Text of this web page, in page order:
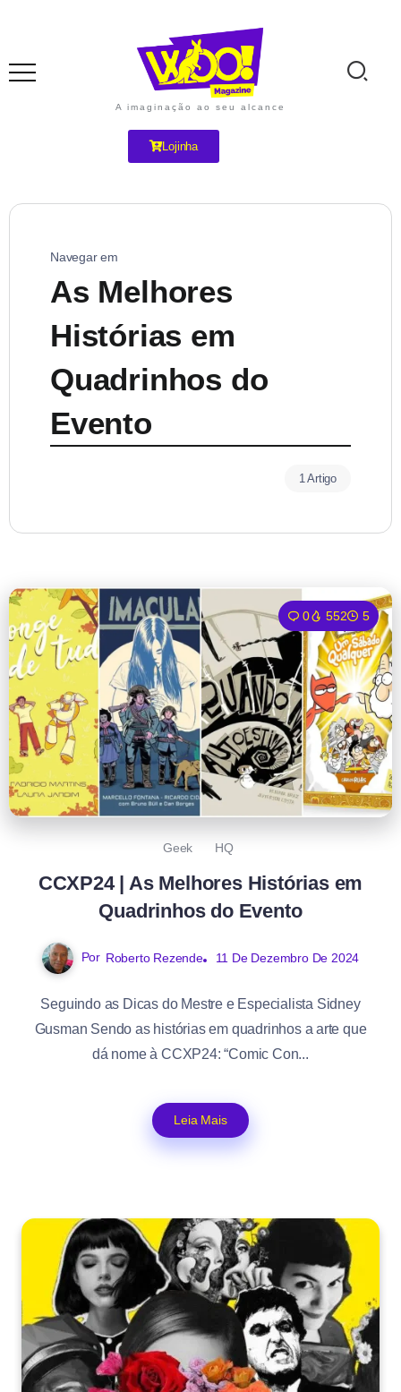
A imaginação ao seu alcance
Lojinha
Navegar em
As Melhores
Histórias em
Quadrinhos do
Evento
1 Artigo
0 552 5
Geek HQ
CCXP24 | As Melhores Histórias em
Quadrinhos do Evento
Por Roberto Rezende 11 De Dezembro De 2024
Seguindo as Dicas do Mestre e Especialista Sidney
Gusman Sendo as histórias em quadrinhos a arte que
dá nome à CCXP24: “Comic Con...
Leia Mais